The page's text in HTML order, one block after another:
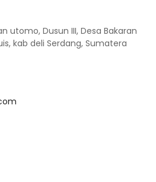
utomo, Dusun III, Desa Bakaran
kab deli Serdang, Sumatera